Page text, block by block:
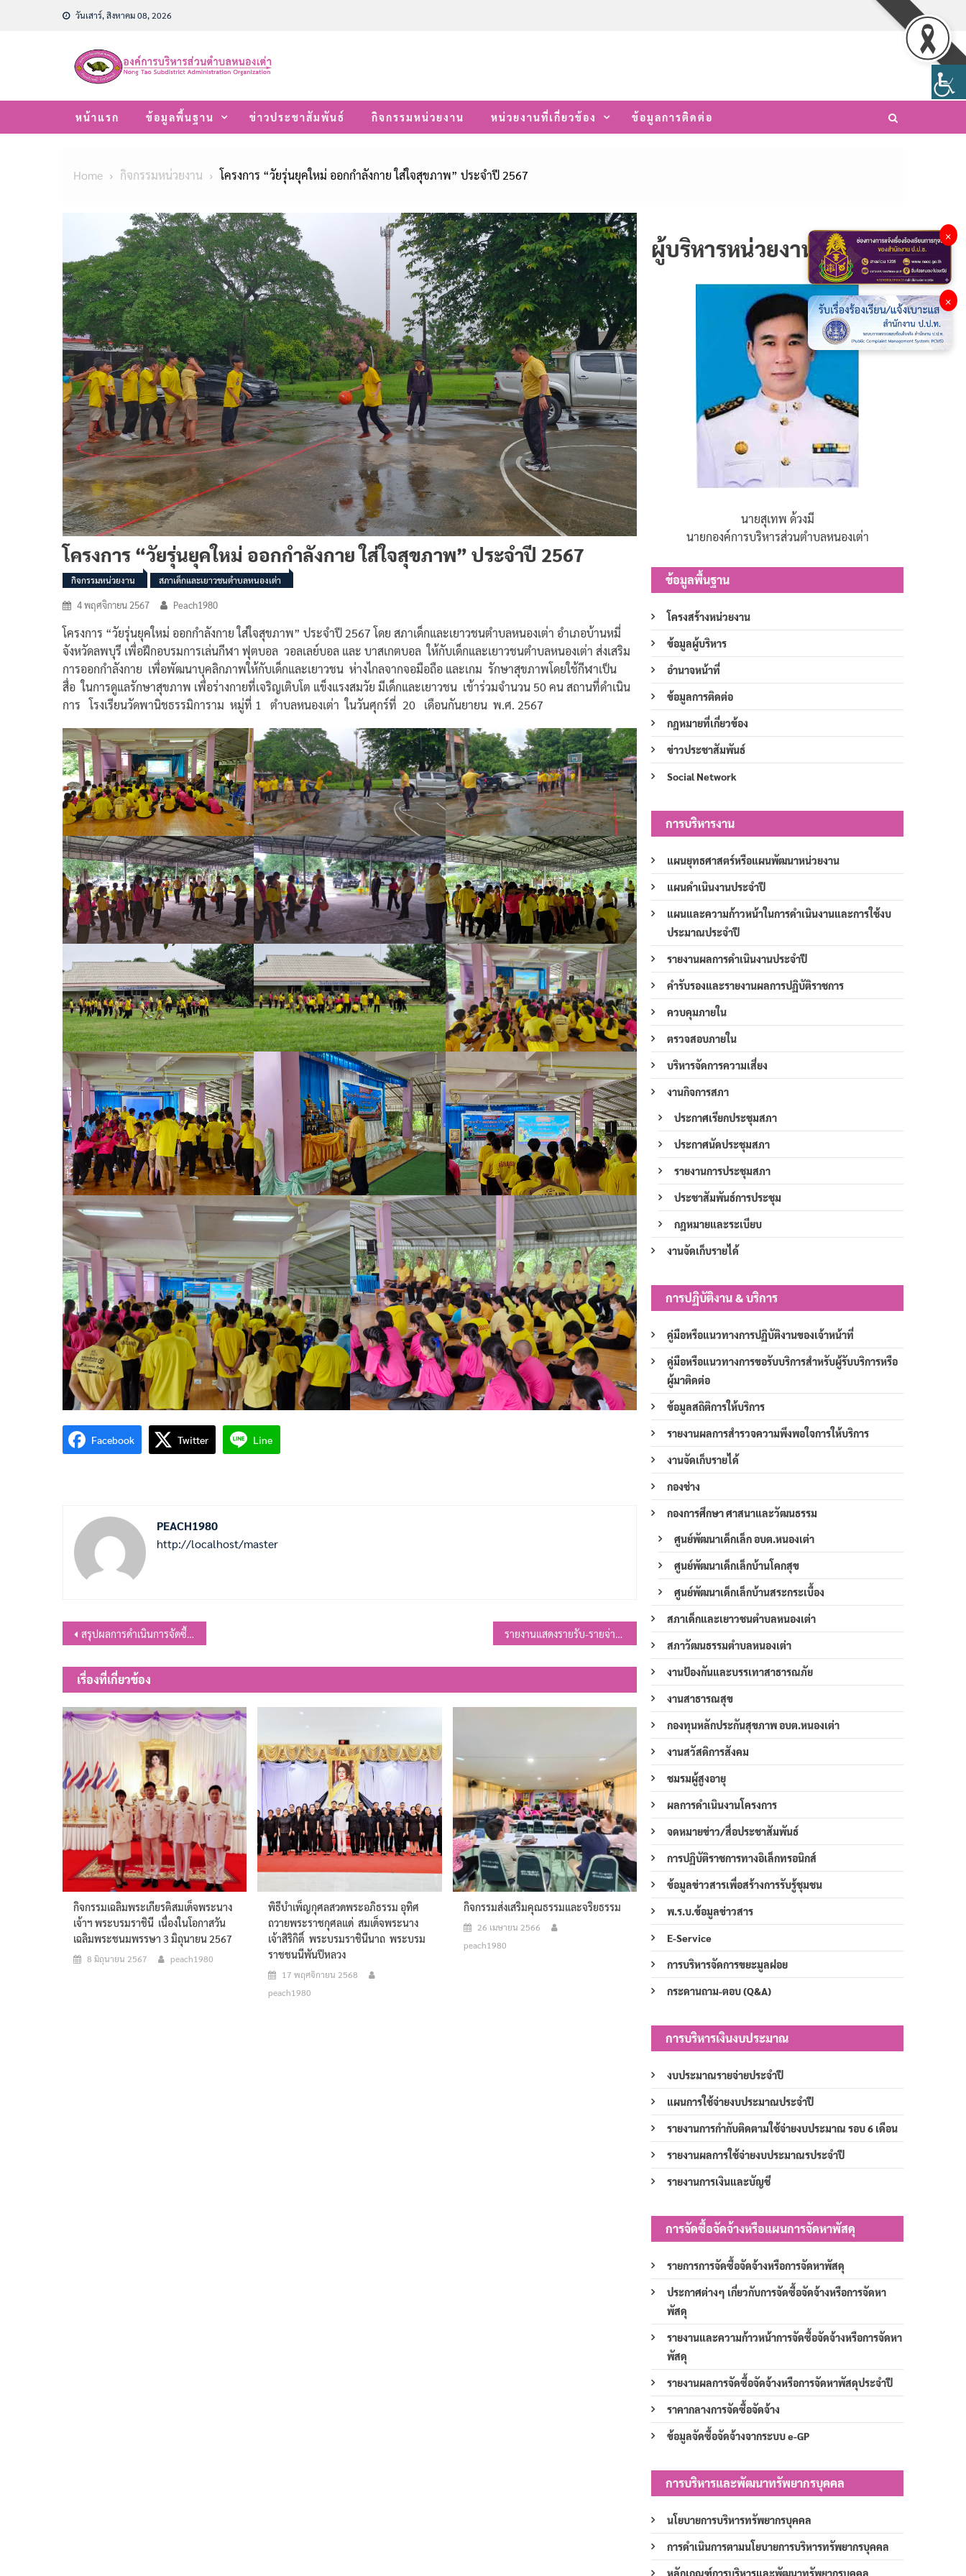
วันเสาร์, สิงหาคม 08, 2026
หน้าแรก ข้อมูลพื้นฐาน ข่าวประชาสัมพันธ์ กิจกรรมหน่วยงาน หน่วยงานที่เกี่ยวข้อง ข้อมูลการติดต่อ
Home กิจกรรมหน่วยงาน โครงการ “วัยรุ่นยุคใหม่ ออกกำลังกาย ใส่ใจสุขภาพ” ประจำปี 2567
โครงการ “วัยรุ่นยุคใหม่ ออกกำลังกาย ใส่ใจสุขภาพ” ประจำปี 2567
กิจกรรมหน่วยงาน สภาเด็กและเยาวชนตำบลหนองเต่า
4 พฤศจิกายน 2567 Peach1980
โครงการ “วัยรุ่นยุคใหม่ ออกกำลังกาย ใส่ใจสุขภาพ” ประจำปี 2567 โดย สภาเด็กและเยาวชนตำบลหนองเต่า อำเภอบ้านหมี่
จังหวัดลพบุรี เพื่อฝึกอบรมการเล่นกีฬา ฟุตบอล วอลเลย์บอล และ บาสเกตบอล ให้กับเด็กและเยาวชนตำบลหนองเต่า ส่งเสริม
การออกกำลังกาย เพื่อพัฒนาบุคลิกภาพให้กับเด็กและเยาวชน ห่างไกลจากจอมือถือ และเกม รักษาสุขภาพโดยใช้กีฬาเป็น
สื่อ ในการดูแลรักษาสุขภาพ เพื่อร่างกายที่เจริญเติบโต แข็งแรงสมวัย มีเด็กและเยาวชน เข้าร่วมจำนวน 50 คน สถานที่ดำเนิน
การ โรงเรียนวัดพานิชธรรมิการาม หมู่ที่ 1 ตำบลหนองเต่า ในวันศุกร์ที่ 20 เดือนกันยายน พ.ศ. 2567
Facebook Twitter Line
PEACH1980
http://localhost/master
แนะแนว
เรื่อง
สรุปผลการดำเนินการจัดซื้อจัดจ้าง ประจำเดือน ตุลาคม 2567 รายงานแสดงรายรับ-รายจ่ายและงบทดลอง ประจำเดือนตุลาคม 2567
เรื่องที่เกี่ยวข้อง
กิจกรรมเฉลิมพระเกียรติสมเด็จพระนาง
เจ้าฯ พระบรมราชินี เนื่องในโอกาสวัน
เฉลิมพระชนมพรรษา 3 มิถุนายน 2567
8 มิถุนายน 2567 peach1980
พิธีบำเพ็ญกุศลสวดพระอภิธรรม อุทิศ
ถวายพระราชกุศลแด่ สมเด็จพระนาง
เจ้าสิริกิติ์ พระบรมราชินีนาถ พระบรม
ราชชนนีพันปีหลวง
17 พฤศจิกายน 2568
peach1980
กิจกรรมส่งเสริมคุณธรรมและจริยธรรม
26 เมษายน 2566
peach1980
ผู้บริหารหน่วยงาน
นายสุเทพ ด้วงมี
นายกองค์การบริหารส่วนตำบลหนองเต่า
ข้อมูลพื้นฐาน
โครงสร้างหน่วยงาน
ข้อมูลผู้บริหาร
อำนาจหน้าที่
ข้อมูลการติดต่อ
กฎหมายที่เกี่ยวข้อง
ข่าวประชาสัมพันธ์
Social Network
การบริหารงาน
แผนยุทธศาสตร์หรือแผนพัฒนาหน่วยงาน
แผนดำเนินงานประจำปี
แผนและความก้าวหน้าในการดำเนินงานและการใช้งบ
ประมาณประจำปี
รายงานผลการดำเนินงานประจำปี
คำรับรองและรายงานผลการปฏิบัติราชการ
ควบคุมภายใน
ตรวจสอบภายใน
บริหารจัดการความเสี่ยง
งานกิจการสภา
ประกาศเรียกประชุมสภา
ประกาศนัดประชุมสภา
รายงานการประชุมสภา
ประชาสัมพันธ์การประชุม
กฎหมายและระเบียบ
งานจัดเก็บรายได้
การปฏิบัติงาน & บริการ
คู่มือหรือแนวทางการปฏิบัติงานของเจ้าหน้าที่
คู่มือหรือแนวทางการขอรับบริการสำหรับผู้รับบริการหรือ
ผู้มาติดต่อ
ข้อมูลสถิติการให้บริการ
รายงานผลการสำรวจความพึงพอใจการให้บริการ
งานจัดเก็บรายได้
กองช่าง
กองการศึกษา ศาสนาและวัฒนธรรม
ศูนย์พัฒนาเด็กเล็ก อบต.หนองเต่า
ศูนย์พัฒนาเด็กเล็กบ้านโคกสุข
ศูนย์พัฒนาเด็กเล็กบ้านสระกระเบื้อง
สภาเด็กและเยาวชนตำบลหนองเต่า
สภาวัฒนธรรมตำบลหนองเต่า
งานป้องกันและบรรเทาสาธารณภัย
งานสาธารณสุข
กองทุนหลักประกันสุขภาพ อบต.หนองเต่า
งานสวัสดิการสังคม
ชมรมผู้สูงอายุ
ผลการดำเนินงานโครงการ
จดหมายข่าว/สื่อประชาสัมพันธ์
การปฏิบัติราชการทางอิเล็กทรอนิกส์
ข้อมูลข่าวสารเพื่อสร้างการรับรู้ชุมชน
พ.ร.บ.ข้อมูลข่าวสาร
E-Service
การบริหารจัดการขยะมูลฝอย
กระดานถาม-ตอบ (Q&A)
การบริหารเงินงบประมาณ
งบประมาณรายจ่ายประจำปี
แผนการใช้จ่ายงบประมาณประจำปี
รายงานการกำกับติดตามใช้จ่ายงบประมาณ รอบ 6 เดือน
รายงานผลการใช้จ่ายงบประมาณรประจำปี
รายงานการเงินและบัญชี
การจัดซื้อจัดจ้างหรือแผนการจัดหาพัสดุ
รายการการจัดซื้อจัดจ้างหรือการจัดหาพัสดุ
ประกาศต่างๆ เกี่ยวกับการจัดซื้อจัดจ้างหรือการจัดหา
พัสดุ
รายงานและความก้าวหน้าการจัดซื้อจัดจ้างหรือการจัดหา
พัสดุ
รายงานผลการจัดซื้อจัดจ้างหรือการจัดหาพัสดุประจำปี
ราคากลางการจัดซื้อจัดจ้าง
ข้อมูลจัดซื้อจัดจ้างจากระบบ e-GP
การบริหารและพัฒนาทรัพยากรบุคคล
นโยบายการบริหารทรัพยากรบุคคล
การดำเนินการตามนโยบายการบริหารทรัพยากรบุคคล
หลักเกณฑ์การบริหารและพัฒนาทรัพยากรบุคคล
×
×